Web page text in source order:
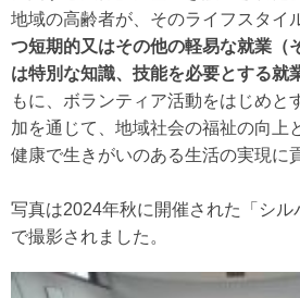
地域の高齢者が、そのライフスタイ
つ短期的又はその他の軽易な就業（
は特別な知識、技能を必要とする就
もに、ボランティア活動をはじめと
加を通じて、地域社会の福祉の向上
健康で生きがいのある生活の実現に
写真は2024年秋に開催された「シル
で撮影されました。